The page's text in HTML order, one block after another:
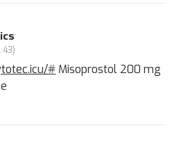
# Misoprostol 200 mg